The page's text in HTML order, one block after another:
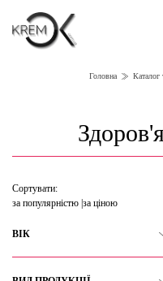
Головна Каталог
Сортувати:
за популярністю за ціною
ВІК